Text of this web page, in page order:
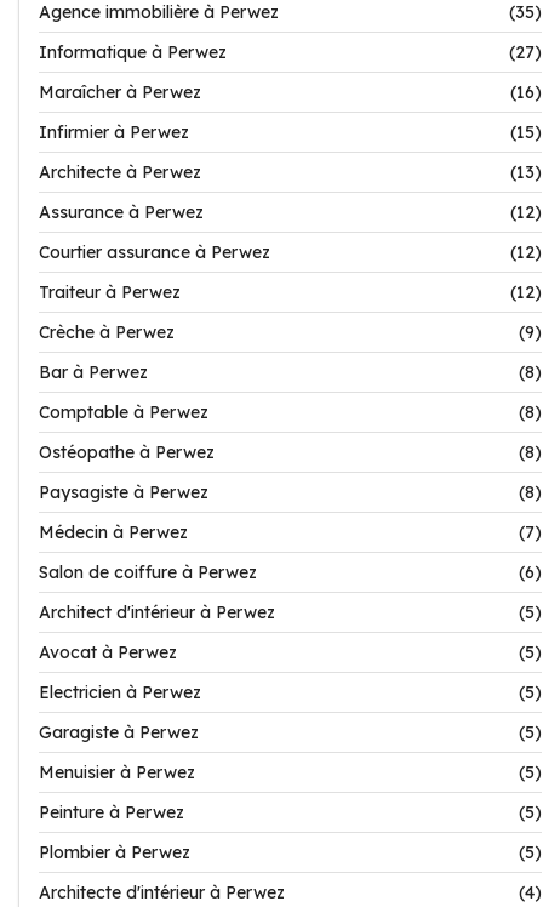
Agence immobilière à Perwez
(35)
Informatique à Perwez
(27)
Maraîcher à Perwez
(16)
Infirmier à Perwez
(15)
Architecte à Perwez
(13)
Assurance à Perwez
(12)
Courtier assurance à Perwez
(12)
Traiteur à Perwez
(12)
Crèche à Perwez
(9)
Bar à Perwez
(8)
Comptable à Perwez
(8)
Ostéopathe à Perwez
(8)
Paysagiste à Perwez
(8)
Médecin à Perwez
(7)
Salon de coiffure à Perwez
(6)
Architect d'intérieur à Perwez
(5)
Avocat à Perwez
(5)
Electricien à Perwez
(5)
Garagiste à Perwez
(5)
Menuisier à Perwez
(5)
Peinture à Perwez
(5)
Plombier à Perwez
(5)
Architecte d'intérieur à Perwez
(4)